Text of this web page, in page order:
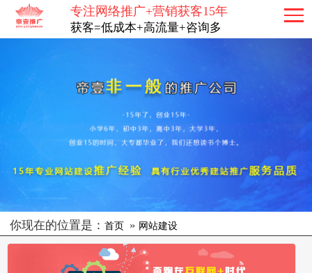
专注网络推广+营销获客15年
获客=低成本+高流量+咨询多
你现在的位置是： 首页 » 网站建设